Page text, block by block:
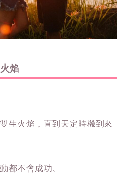
焰
生火焰，直到天定時機到來
都不會成功。